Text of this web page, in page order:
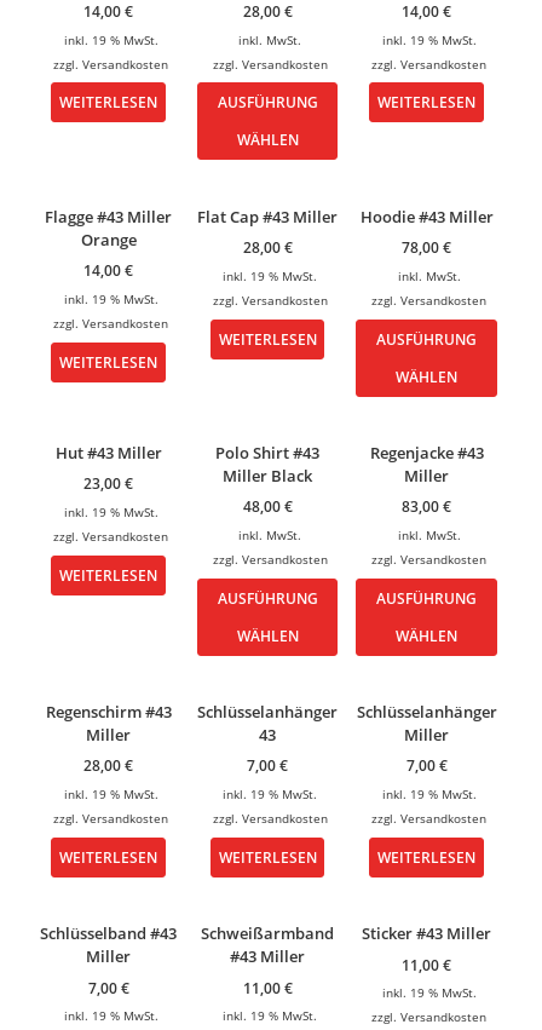
14,00€
inkl. 19 % MwSt.
zzgl.Versandkosten
WEITERLESEN
28,00€
inkl. MwSt.
zzgl. Versandkosten
AUSFÜHRUNG
WÄHLEN
14,00€
inkl. 19 % MwSt.
zzgl.Versandkosten
WEITERLESEN
Flagge #43 Miller
Orange
14,00€
inkl. 19 % MwSt.
zzgl.Versandkosten
WEITERLESEN
Flat Cap #43 Miller
28,00€
inkl. 19 % MwSt.
zzgl. Versandkosten
WEITERLESEN
Hoodie #43 Miller
78,00€
inkl. MwSt.
zzgl.Versandkosten
AUSFÜHRUNG
WÄHLEN
Hut #43 Miller
23,00€
inkl. 19 % MwSt.
zzgl.Versandkosten
WEITERLESEN
Polo Shirt #43
Miller Black
48,00€
inkl. MwSt.
zzgl. Versandkosten
AUSFÜHRUNG
WÄHLEN
Regenjacke #43
Miller
83,00€
inkl. MwSt.
zzgl.Versandkosten
AUSFÜHRUNG
WÄHLEN
Regenschirm #43
Miller
28,00€
inkl. 19 % MwSt.
zzgl.Versandkosten
WEITERLESEN
Schlüsselanhänger
43
7,00€
inkl. 19 % MwSt.
zzgl. Versandkosten
WEITERLESEN
Schlüsselanhänger
Miller
7,00€
inkl. 19 % MwSt.
zzgl.Versandkosten
WEITERLESEN
Schlüsselband #43
Miller
7,00€
inkl. 19 % MwSt.
Schweißarmband
#43 Miller
11,00€
inkl. 19 % MwSt.
Sticker #43 Miller
11,00€
inkl. 19 % MwSt.
zzgl.Versandkosten